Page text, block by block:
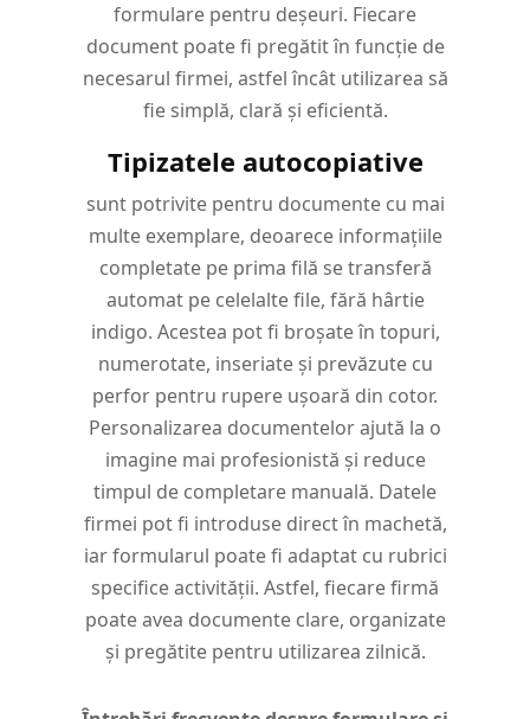
formulare pentru deșeuri. Fiecare
document poate fi pregătit în funcție de
necesarul firmei, astfel încât utilizarea să
fie simplă, clară și eficientă.
Tipizatele autocopiative
sunt potrivite pentru documente cu mai
multe exemplare, deoarece informațiile
completate pe prima filă se transferă
automat pe celelalte file, fără hârtie
indigo. Acestea pot fi broșate în topuri,
numerotate, inseriate și prevăzute cu
perfor pentru rupere ușoară din cotor.
Personalizarea documentelor ajută la o
imagine mai profesionistă și reduce
timpul de completare manuală. Datele
firmei pot fi introduse direct în machetă,
iar formularul poate fi adaptat cu rubrici
specifice activității. Astfel, fiecare firmă
poate avea documente clare, organizate
și pregătite pentru utilizarea zilnică.